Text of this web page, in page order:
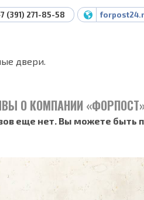
(391) 271-85-58
двери.
О КОМПАНИИ
еще нет. Вы можете быть